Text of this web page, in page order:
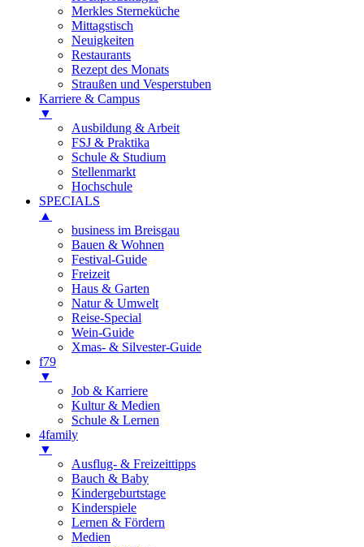
Merkles Sterneküche
Mittagstisch
Neuigkeiten
Restaurants
Rezept des Monats
Straußen und Vesperstuben
Karriere & Campus
▼
Ausbildung & Arbeit
FSJ & Praktika
Schule & Studium
Stellenmarkt
Hochschule
SPECIALS
▲
business im Breisgau
Bauen & Wohnen
Festival-Guide
Freizeit
Haus & Garten
Natur & Umwelt
Reise-Special
Wein-Guide
Xmas- & Silvester-Guide
f79
▼
Job & Karriere
Kultur & Medien
Schule & Lernen
4family
▼
Ausflug- & Freizeittipps
Bauch & Baby
Kindergeburtstage
Kinderspiele
Lernen & Fördern
Medien